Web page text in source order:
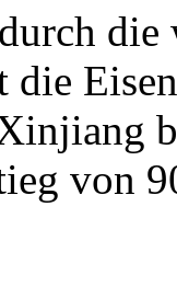
die
von